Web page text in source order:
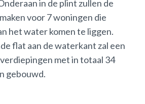
in de plint zullen de
voor 7 woningen die
het water komen te liggen.
flat aan de waterkant zal een
met in totaal 34
gebouwd.